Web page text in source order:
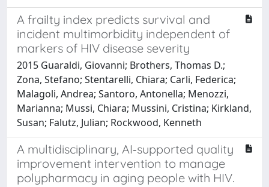
A frailty index predicts survival and
incident multimorbidity independent of
markers of HIV disease severity
2015 Guaraldi, Giovanni; Brothers, Thomas D.;
Zona, Stefano; Stentarelli, Chiara; Carli, Federica;
Malagoli, Andrea; Santoro, Antonella; Menozzi,
Marianna; Mussi, Chiara; Mussini, Cristina; Kirkland,
Susan; Falutz, Julian; Rockwood, Kenneth
A multidisciplinary, AI‐supported quality
improvement intervention to manage
polypharmacy in aging people with HIV.